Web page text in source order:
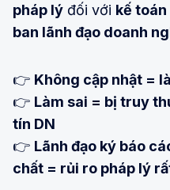
pháp lý đối với kế
ban lãnh đạo doanh
👉 Không cập nhật =
👉 Làm sai = bị truy
tín DN
👉 Lãnh đạo ký báo
chất = rủi ro pháp lý